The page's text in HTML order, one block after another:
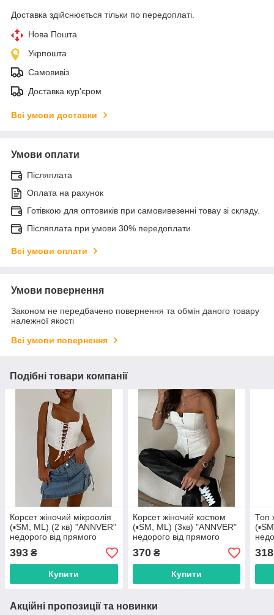
Доставка здійснюється тільки по передоплаті.
Нова Пошта
Укрпошта
Самовивіз
Доставка кур'єром
Всі умови доставки
Умови оплати
Післяплата
Оплата на рахунок
Готівкою для оптовиків при самовивезенні товау зі складу.
Післяплата при умови 30% передоплати
Всі умови оплати
Умови повернення
Законом не передбачено повернення та обмін даного товару
належної якості
Всі умови повернення
Подібні товари компанії
Корсет жіночий мікроолія
(▪️SM, ML) (2 кв) "ANNVER"
недорого від прямого
постачальника
393 ₴
Купити
Корсет жіночий костюм
(▪️SM, ML) (3кв) "ANNVER"
недорого від прямого
постачальника
370₴
Купити
Топ
318
Акційні пропозиції та новинки